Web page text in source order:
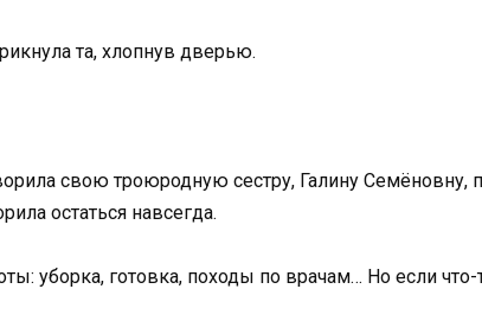
та, хлопнув дверью.
свою троюродную сестру, Галину Семёновну,
остаться навсегда.
уборка, готовка, походы по врачам… Но если